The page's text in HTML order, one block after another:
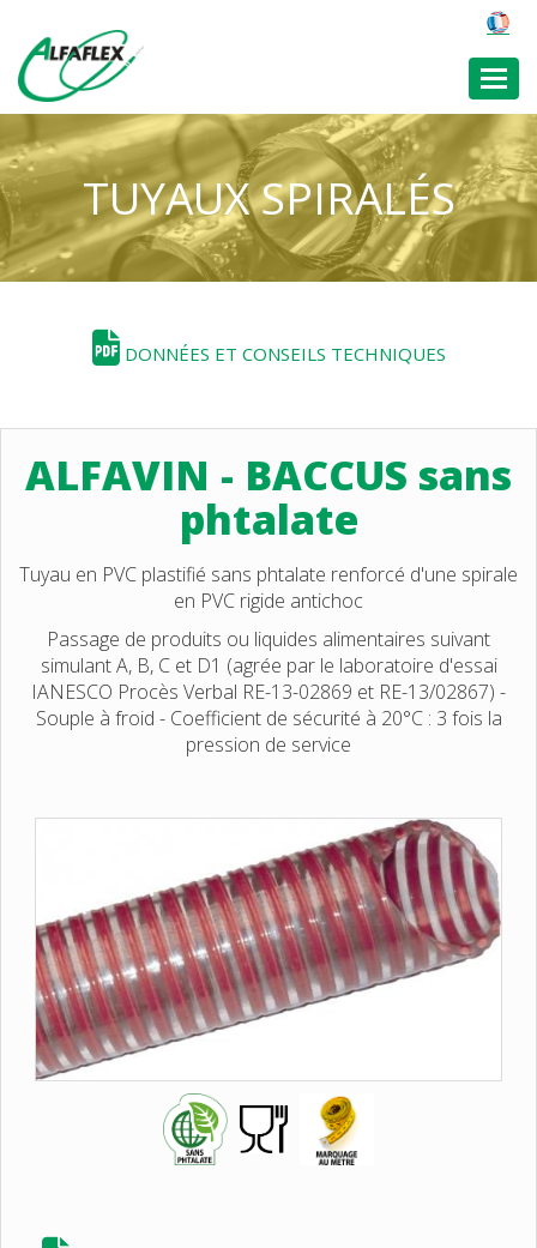
TUYAUX SPIRALÉS
DONNÉES ET CONSEILS TECHNIQUES
ALFAVIN - BACCUS sans
phtalate
Tuyau en PVC plastifié sans phtalate renforcé d'une spirale
en PVC rigide antichoc
Passage de produits ou liquides alimentaires suivant
simulant A, B, C et D1 (agrée par le laboratoire d'essai
IANESCO Procès Verbal RE-13-02869 et RE-13/02867) -
Souple à froid - Coefficient de sécurité à 20°C : 3 fois la
pression de service